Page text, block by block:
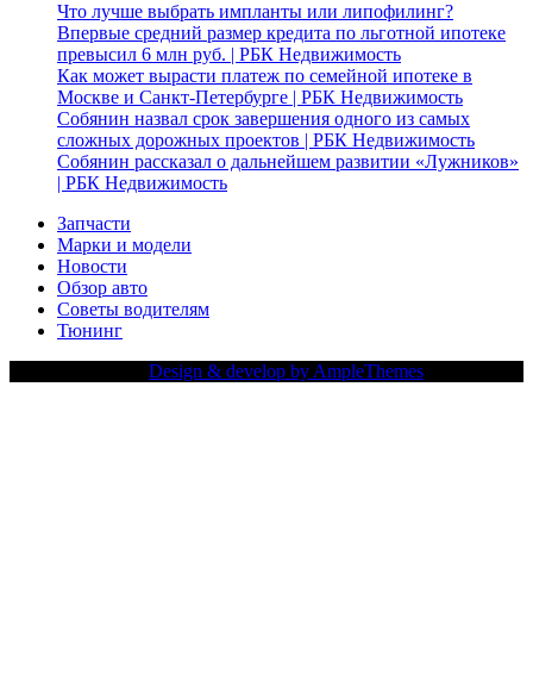
Что лучше выбрать импланты или липофилинг?
Впервые средний размер кредита по льготной ипотеке
превысил 6 млн руб. | РБК Недвижимость
Как может вырасти платеж по семейной ипотеке в
Москве и Санкт-Петербурге | РБК Недвижимость
Собянин назвал срок завершения одного из самых
сложных дорожных проектов | РБК Недвижимость
Собянин рассказал о дальнейшем развитии «Лужников»
| РБК Недвижимость
Запчасти
Марки и модели
Новости
Обзор авто
Советы водителям
Тюнинг
Design & develop by AmpleThemes